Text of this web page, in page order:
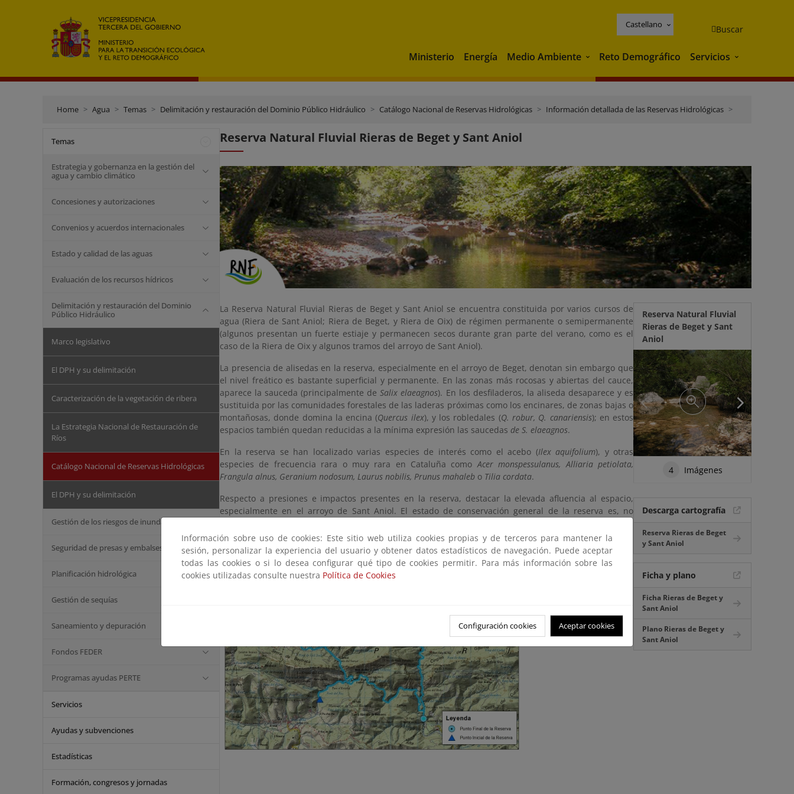
Castellano Buscar
Ministerio Energía Medio Ambiente Medio Ambiente
Reto Demográfico Servicios Servicios
Home Agua Temas Delimitación y restauración del Dominio Público Hidráulico Catálogo Nacional de Reservas Hidrológicas Información detallada de las Reservas Hidrológicas
Temas
Estrategia y gobernanza en la gestión del
agua y cambio climático
Concesiones y autorizaciones
Convenios y acuerdos internacionales
Estado y calidad de las aguas
Evaluación de los recursos hídricos
Delimitación y restauración del Dominio
Público Hidráulico
Marco legislativo
El DPH y su delimitación
Caracterización de la vegetación de ribera
La Estrategia Nacional de Restauración de
Ríos
Catálogo Nacional de Reservas Hidrológicas
El DPH y su delimitación
Gestión de los riesgos de inundación
Seguridad de presas y embalses
Planificación hidrológica
Gestión de sequías
Saneamiento y depuración
Fondos FEDER
Programas ayudas PERTE
Servicios
Ayudas y subvenciones
Estadísticas
Formación, congresos y jornadas
Reserva Natural Fluvial Rieras de Beget y Sant Aniol
La Reserva Natural Fluvial Rieras de Beget y Sant Aniol se encuentra constituida por varios cursos de
agua (Riera de Sant Aniol; Riera de Beget, y Riera de Oix) de régimen permanente o semipermanente
(algunos presentan un fuerte estiaje y permanecen secos durante gran parte del verano, como es el
caso de la Riera de Oix y algunos tramos del arroyo de Sant Aniol).
La presencia de alisedas en la reserva, especialmente en el arroyo de Beget, denotan sin embargo que
el nivel freático es bastante superficial y permanente. En las zonas más rocosas y abiertas del cauce,
aparece la sauceda (principalmente deSalix elaeagnos). En los desfiladeros, la aliseda desaparece y es
sustituida por las comunidades forestales de las laderas próximas como los encinares, de zonas bajas o
montañosas, donde domina la encina (Quercus ilex), y los robledales (Q. robur, Q. canariensis); en estos
espacios también quedan reducidas a la mínima expresión las saucedas de S. elaeagnos.
En la reserva se han localizado varias especies de interés como el acebo (Ilex aquifolium), y otras
especies de frecuencia rara o muy rara en Cataluña comoAcer monspessulanus, Alliaria petiolata,
Frangula alnus, Geranium nodosum, Laurus nobilis, Prunus mahaleb o Tilia cordata.
Respecto a presiones e impactos presentes en la reserva, destacar la elevada afluencia al espacio,
especialmente en el arroyo de Sant Aniol. El estado de conservación general de la reserva es, no
Reserva Natural Fluvial
Rieras de Beget y Sant
Aniol
4 Imágenes
Descarga cartografía
Reserva Rieras de Beget
y Sant Aniol
Ficha y plano
Ficha Rieras de Beget y
Sant Aniol
Plano Rieras de Beget y
Sant Aniol
Información sobre uso de cookies: Este sitio web utiliza cookies propias y de terceros para mantener la
sesión, personalizar la experiencia del usuario y obtener datos estadísticos de navegación. Puede aceptar
todas las cookies o si lo desea configurar qué tipo de cookies permitir. Para más información sobre las
cookies utilizadas consulte nuestra Política de Cookies
Configuración cookies Aceptar cookies